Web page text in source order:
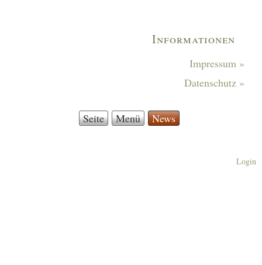
Informationen
Impressum »
Datenschutz »
Seite Menü News
Login